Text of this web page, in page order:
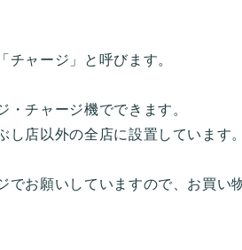
チャージ」と呼びます。
チャージ機でできます。
店以外の全店に設置しています。
でお願いしていますので、お買い